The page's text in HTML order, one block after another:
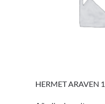
HERMET ARAVEN